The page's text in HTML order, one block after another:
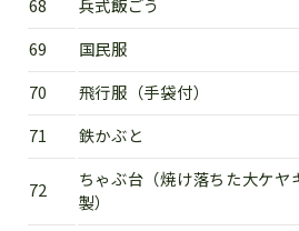
68
兵式飯ごう
69
国民服
70
飛行服（手袋付）
71
鉄かぶと
72
ちゃぶ台（焼け落ちた大ケヤ
製）